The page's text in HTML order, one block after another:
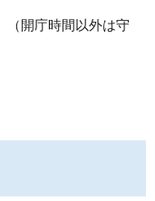
（開庁時間以外は守